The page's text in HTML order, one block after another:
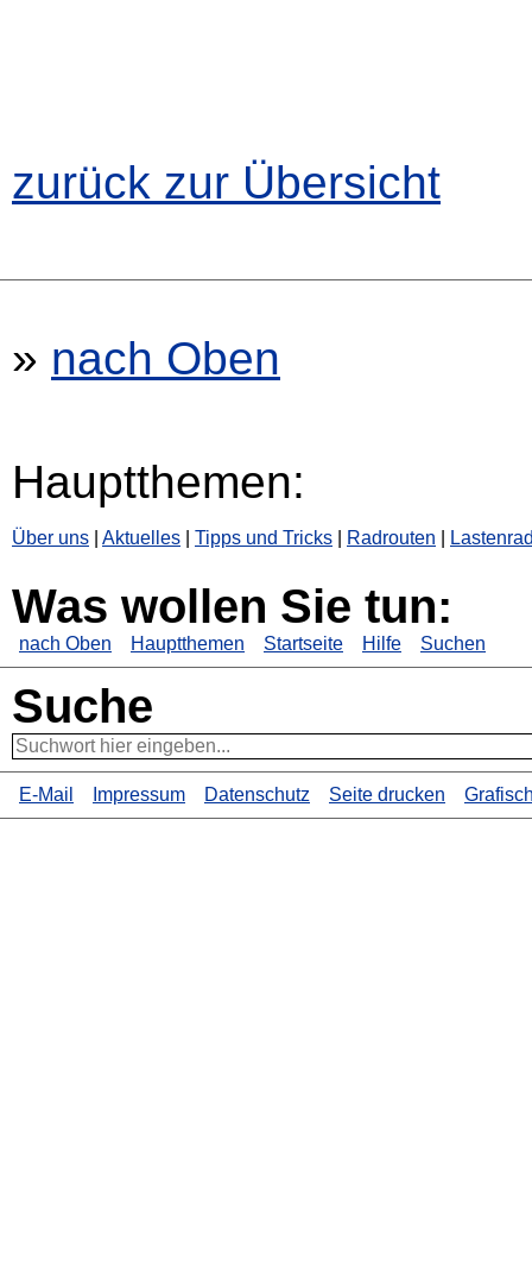
zurück zur Übersicht
» nach Oben
Hauptthemen:
Über uns Aktuelles Tipps und Tricks Radrouten
Was wollen Sie tun:
nach Oben Hauptthemen Startseite Hilfe Suchen
Suche
E-Mail Impressum Datenschutz Seite drucken